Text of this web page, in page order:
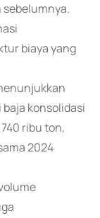
biaya yang
konsolidasi
ribu ton,
2024